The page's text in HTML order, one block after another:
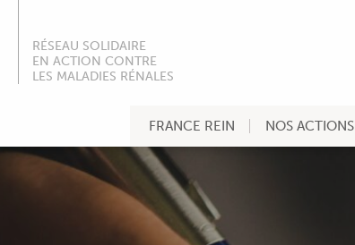
RÉSEAU SOLIDAIRE
EN ACTION CONTRE
LES MALADIES RÉNALES
FRANCE REIN NOS ACTIONS